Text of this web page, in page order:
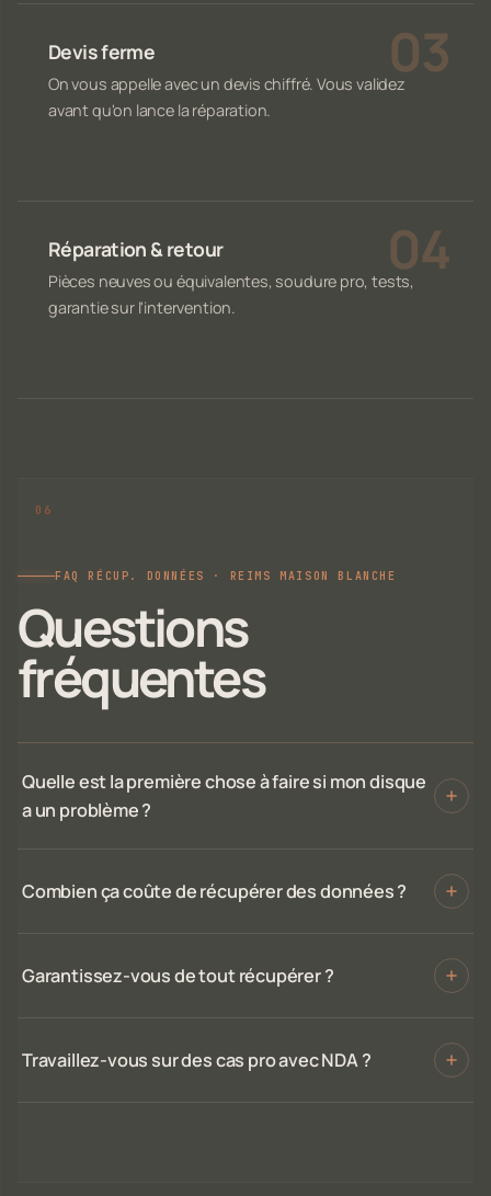
Devis ferme
On vous appelle avec un devis chiffré. Vous validez
avant qu'on lance la réparation.
Réparation & retour
Pièces neuves ou équivalentes, soudure pro, tests,
garantie sur l'intervention.
FAQ RÉCUP. DONNÉES · REIMS MAISON BLANCHE
Questions
fréquentes
Quelle est la première chose à faire si mon disque
a un problème ?
Combien ça coûte de récupérer des données ?
Garantissez-vous de tout récupérer ?
Travaillez-vous sur des cas pro avec NDA ?